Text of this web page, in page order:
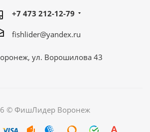
+7 473 212-12-79
fishlider@yandex.ru
ул. Ворошилова 43
© ФишЛидер Воронеж